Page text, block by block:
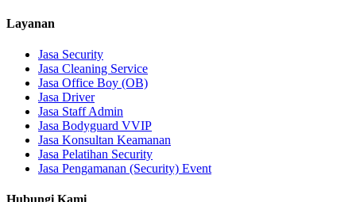
Layanan
Jasa Security
Jasa Cleaning Service
Jasa Office Boy (OB)
Jasa Driver
Jasa Staff Admin
Jasa Bodyguard VVIP
Jasa Konsultan Keamanan
Jasa Pelatihan Security
Jasa Pengamanan (Security) Event